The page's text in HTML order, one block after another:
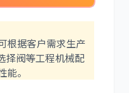
丰田
根据客户需求生产
择阀等工程机械配
。